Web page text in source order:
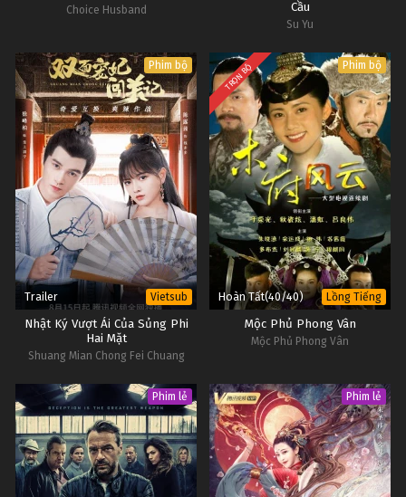
Choice Husband Cầu
Su Yu
Phim bộ
Trailer Vietsub
Nhật Ký Vượt Ải Của Sủng Phi
Hai Mặt
Shuang Mian Chong Fei Chuang
TRỌN BỘ Phim bộ
Hoàn Tất(40/40) Lồng Tiếng
Mộc Phủ Phong Vân
Mộc Phủ Phong Vân
Phim lẻ Phim lẻ